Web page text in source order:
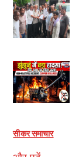
सीकर समाचार